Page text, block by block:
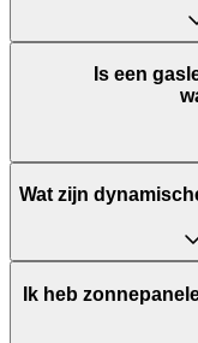
Is een
Wat zijn
Ik heb